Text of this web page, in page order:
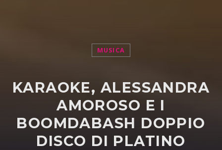
MUSICA
KARAOKE, ALESSANDRA
AMOROSO E I
BOOMDABASH DOPPIO
DISCO DI PLATINO